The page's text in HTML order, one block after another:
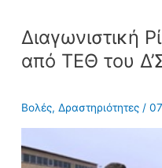
Διαγωνιστική
από ΤΕΘ του
Βολές,Δραστηριότητες /
Ρίψη
Χειροβομβίδας
από
του